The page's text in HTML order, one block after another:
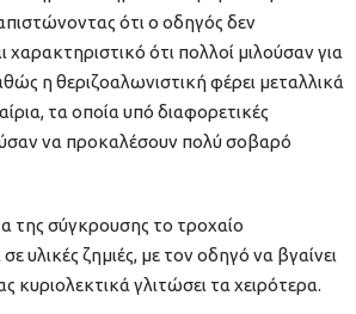
ότι ο οδηγός δεν
χαρακτηριστικό ότι πολλοί μιλούσαν για
η θεριζοαλωνιστική φέρει μεταλλικά
τα οποία υπό διαφορετικές
να προκαλέσουν πολύ σοβαρό
της σύγκρουσης το τροχαίο
υλικές ζημιές, με τον οδηγό να βγαίνει
κυριολεκτικά γλιτώσει τα χειρότερα.